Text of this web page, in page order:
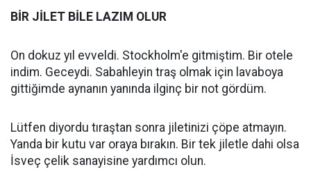
BİR JİLET BİLE LAZIM OLUR
On dokuz yıl evveldi. Stockholm'e gitmiştim. Bir otele
indim. Geceydi. Sabahleyin traş olmak için lavaboya
gittiğimde aynanın yanında ilginç bir not gördüm.
Lütfen diyordu tıraştan sonra jiletinizi çöpe atmayın.
Yanda bir kutu var oraya bırakın. Bir tek jiletle dahi olsa
İsveç çelik sanayisine yardımcı olun.